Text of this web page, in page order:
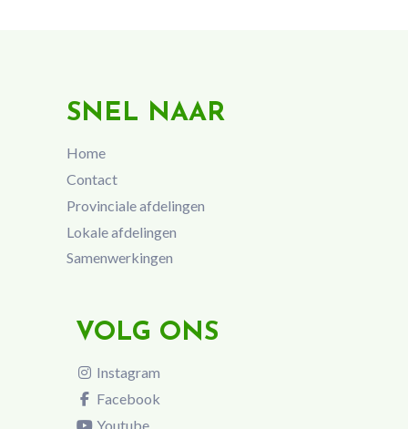
SNEL NAAR
Home
Contact
Provinciale afdelingen
Lokale afdelingen
Samenwerkingen
VOLG ONS
Instagram
Facebook
Youtube